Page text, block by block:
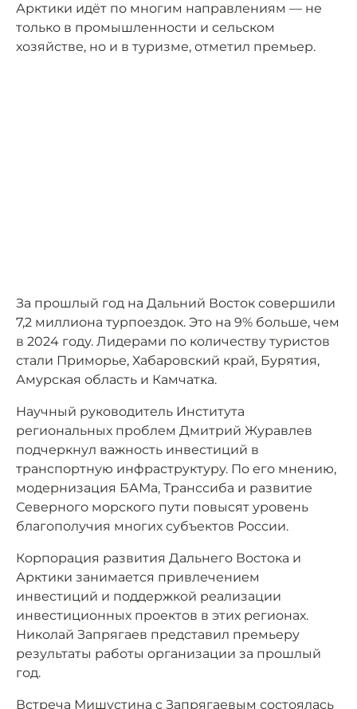
Арктики идёт по многим направлениям — не
только в промышленности и сельском
хозяйстве, но и в туризме, отметил премьер.
За прошлый год на Дальний Восток совершили
7,2 миллиона турпоездок. Это на 9% больше, чем
в 2024 году. Лидерами по количеству туристов
стали Приморье, Хабаровский край, Бурятия,
Амурская область и Камчатка.
Научный руководитель Института
региональных проблем Дмитрий Журавлев
подчеркнул важность инвестиций в
транспортную инфраструктуру. По его мнению,
модернизация БАМа, Транссиба и развитие
Северного морского пути повысят уровень
благополучия многих субъектов России.
Корпорация развития Дальнего Востока и
Арктики занимается привлечением
инвестиций и поддержкой реализации
инвестиционных проектов в этих регионах.
Николай Запрягаев представил премьеру
результаты работы организации за прошлый
год.
Встреча Мишустина с Запрягаевым состоялась